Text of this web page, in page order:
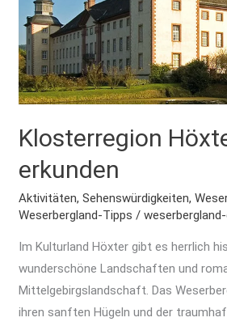
Klosterregion
erkunden
Aktivitäten,Sehenswürdigkeiten,
Weserbergland-Tipps /
Im Kulturland Höxter gibt es herrlich
wunderschöne Landschaften und
Mittelgebirgslandschaft. Das
ihren sanften Hügeln und der